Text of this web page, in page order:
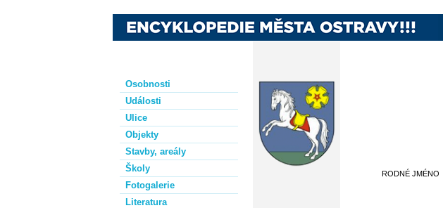
Osobnosti
Události
Ulice
Objekty
Stavby, areály
Školy
Fotogalerie
Literatura
RODNÉ JMÉNO